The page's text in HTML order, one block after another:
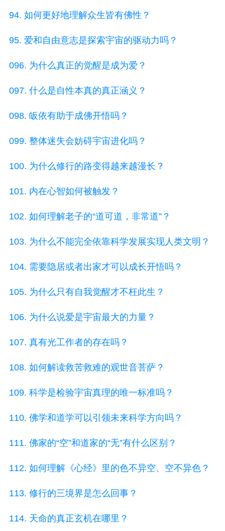
94. 如何更好地理解众生皆有佛性？
95. 爱和自由意志是探索宇宙的驱动力吗？
096. 为什么真正的觉醒是成为爱？
097. 什么是自性本真的真正涵义？
098. 皈依有助于成佛开悟吗？
099. 整体迷失会妨碍宇宙进化吗？
100. 为什么修行的路变得越来越漫长？
101. 内在心智如何被触发？
102. 如何理解老子的“道可道，非常道”？
103. 为什么不能完全依靠科学发展实现人类文明？
104. 需要隐居或者出家才可以成长开悟吗？
105. 为什么只有自我觉醒才不枉此生？
106. 为什么说爱是宇宙最大的力量？
107. 真有光工作者的存在吗？
108. 如何解读救苦救难的观世音菩萨？
109. 科学是检验宇宙真理的唯一标准吗？
110. 佛学和道学可以引领未来科学方向吗？
111. 佛家的“空”和道家的“无”有什么区别？
112. 如何理解《心经》里的色不异空、空不异色？
113. 修行的三境界是怎么回事？
114. 天命的真正玄机在哪里？